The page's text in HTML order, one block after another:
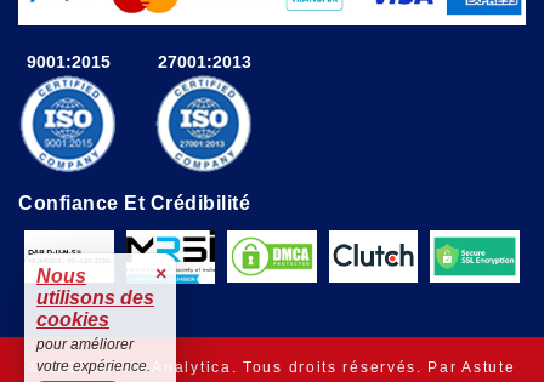
9001:2015 27001:2013
Confiance Et Crédibilité
© 2025 Astute Analytica. Tous droits réservés. Par Astute
Nous
utilisons des
cookies
×
pour améliorer
votre expérience.